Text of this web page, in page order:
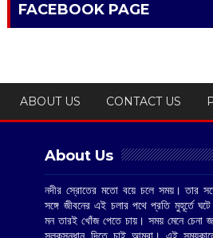
FACEBOOK PAGE
ABOUT US CONTACT US
About Us
নদীর স্রোতের মতো বয়ে চলে সময়। তার
সঙ্গে জীবনের এই চলার পথে প্রতি মুহূর্তে ঘটে
মন তারই খোঁজ পেতে চায়। সময় মেনে চেনা